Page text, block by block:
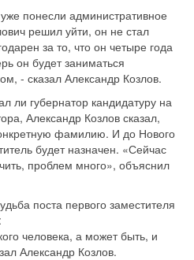
понесли административное
решил уйти, он не стал
за то, что он четыре года
он будет заниматься
- сказал Александр Козлов.
ли губернатор кандидатуру на
Александр Козлов сказал,
фамилию. И до Нового
будет назначен. «Сейчас
проблем много», объяснил
поста первого заместителя
человека, а может быть, и
Александр Козлов.